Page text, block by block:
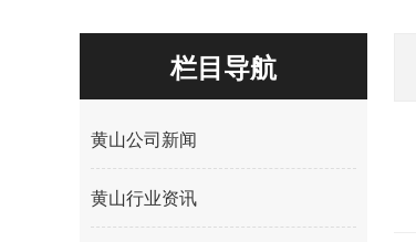
栏目导航
黄山公司新闻
黄山行业资讯